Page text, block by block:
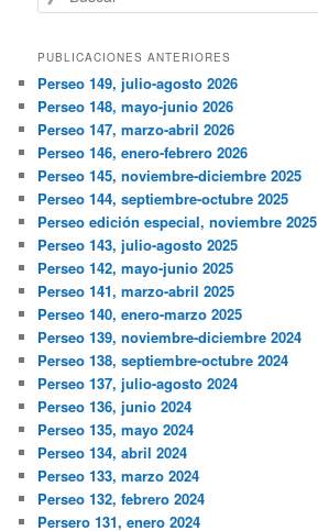
PUBLICACIONES ANTERIORES
Perseo 149, julio-agosto 2026
Perseo 148, mayo-junio 2026
Perseo 147, marzo-abril 2026
Perseo 146, enero-febrero 2026
Perseo 145, noviembre-diciembre 2025
Perseo 144, septiembre-octubre 2025
Perseo edición especial, noviembre 2025
Perseo 143, julio-agosto 2025
Perseo 142, mayo-junio 2025
Perseo 141, marzo-abril 2025
Perseo 140, enero-marzo 2025
Perseo 139, noviembre-diciembre 2024
Perseo 138, septiembre-octubre 2024
Perseo 137, julio-agosto 2024
Perseo 136, junio 2024
Perseo 135, mayo 2024
Perseo 134, abril 2024
Perseo 133, marzo 2024
Perseo 132, febrero 2024
Persero 131, enero 2024